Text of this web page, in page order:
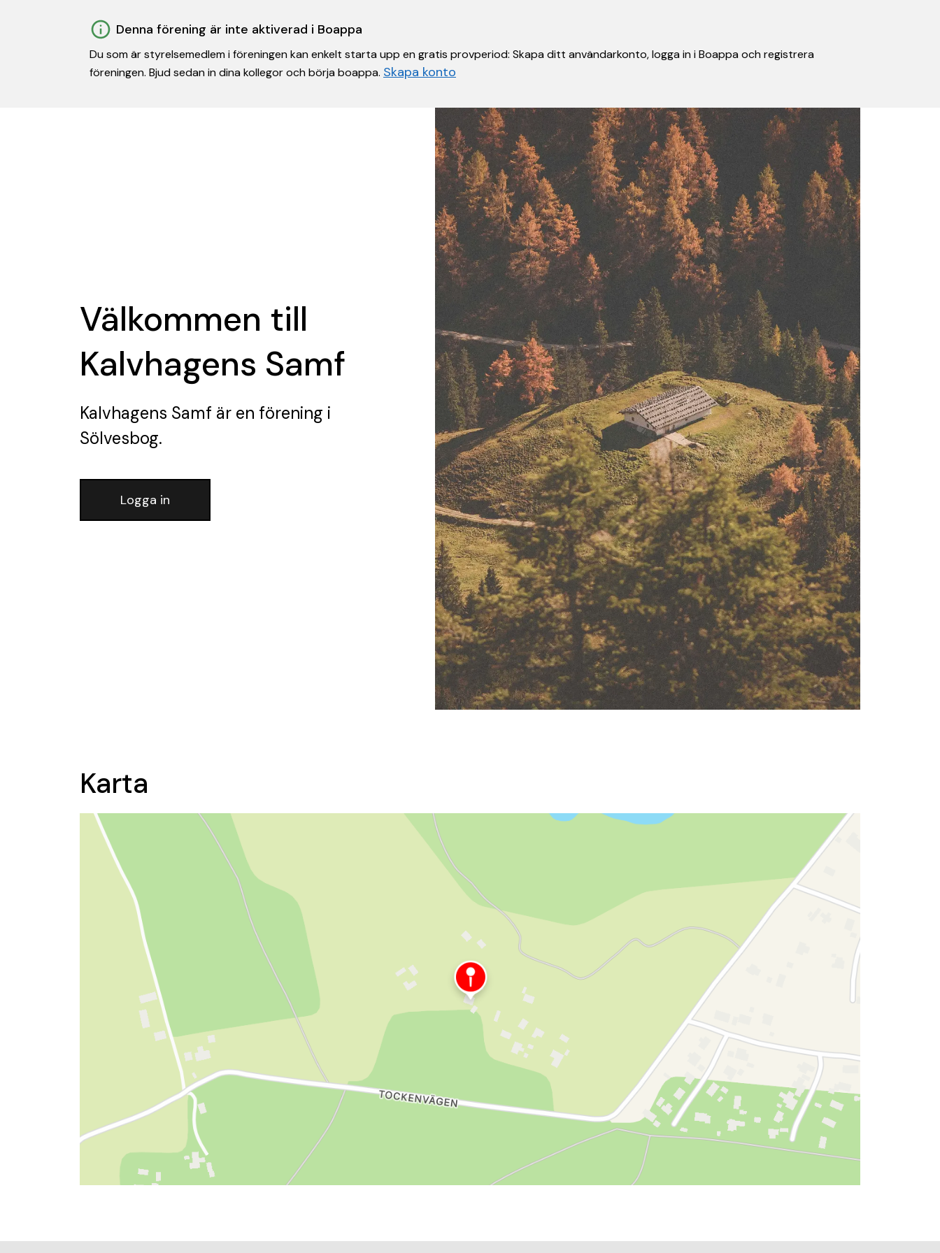
Denna förening är inte aktiverad i Boappa
Du som är styrelsemedlem i föreningen kan enkelt starta upp en gratis provperiod: Skapa ditt användarkonto, logga in i Boappa och registrera
föreningen. Bjud sedan in dina kollegor och börja boappa. Skapa konto
Välkommen till
Kalvhagens Samf
Kalvhagens Samf är en förening i
Sölvesbog.
Logga in
Karta